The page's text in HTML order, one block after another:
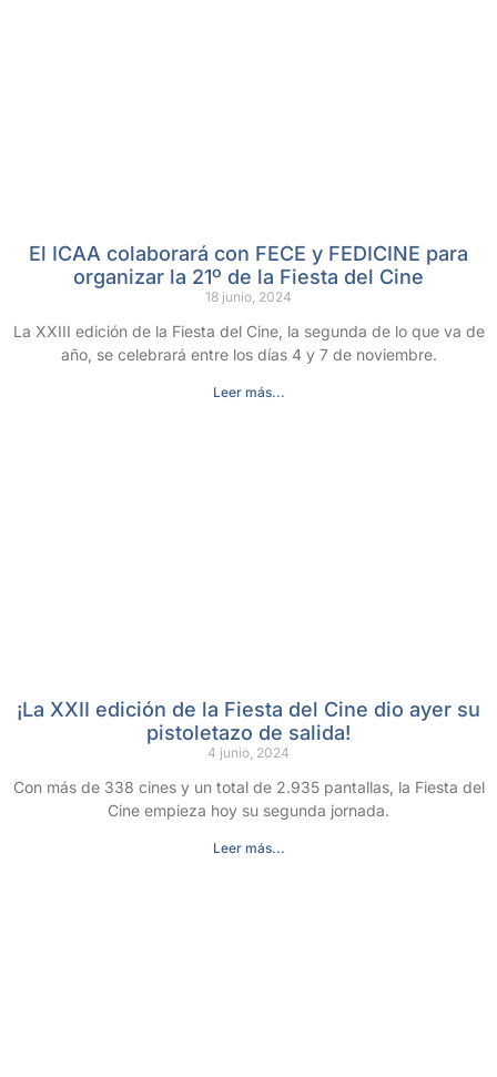
El ICAA colaborará con FECE y FEDICINE para
organizar la 21º de la Fiesta del Cine
18 junio, 2024
La XXIII edición de la Fiesta del Cine, la segunda de lo que va de
año, se celebrará entre los días 4 y 7 de noviembre.
Leer más...
¡La XXII edición de la Fiesta del Cine dio ayer su
pistoletazo de salida!
4 junio, 2024
Con más de 338 cines y un total de 2.935 pantallas, la Fiesta del
Cine empieza hoy su segunda jornada.
Leer más...